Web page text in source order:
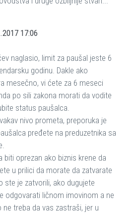
17:06
naglasio, limit za paušal jeste 6
godinu. Dakle ako
mesečno, vi ćete za 6 meseci
po sili zakona morati da vodite
status paušalca.
nivo prometa, preporuka je
pređete na preduzetnika sa
biti oprezan ako biznis krene da
u prilici da morate da zatvarate
ste je zatvorili, ako dugujete
odgovarati ličnom imovinom a ne
treba da vas zastraši, jer u